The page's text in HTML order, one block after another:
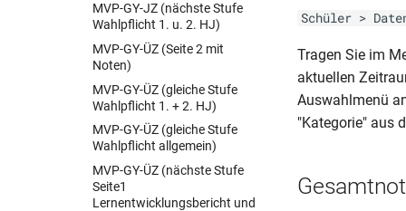
BER-BV-AS (Schul Z 508)
BER-BVJ-AS (Schul Z 506 a)
(BQL VZ)
BER-BVJ-AS
BER-BVJ-AZ (Schul Z 507 a)
(BGL VZ)
BER-BVJ-HJZ (Schul Z 505 b)
(BQL FL)
BER-FHReife (Bescheinigung
2)
MVP-GY-JZ (nächste Stufe
Wahlpflicht 1. u. 2. HJ)
MVP-GY-ÜZ (Seite 2 mit
Noten)
MVP-GY-ÜZ (gleiche Stufe
Wahlpflicht 1. + 2. HJ)
MVP-GY-ÜZ (gleiche Stufe
Wahlpflicht allgemein)
MVP-GY-ÜZ (nächste Stufe
Seite1
Lernentwicklungsbericht und
Schüler >
Tragen Sie im
aktuellen
Auswahlmenü
"Kategorie" aus